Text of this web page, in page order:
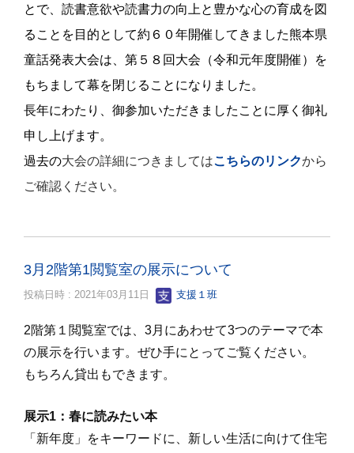
とで、読書意欲や読書力の向上と豊かな心の育成を図
ることを目的として約６０年開催してきました熊本県
童話発表大会は、第５８回大会（令和元年度開催）を
もちまして幕を閉じることになりました。
長年にわたり、御参加いただきましたことに厚く御礼
申し上げます。
過去の大会の詳細につきましてはこちらのリンクから
ご確認ください。
3月2階第1閲覧室の展示について
投稿日時 : 2021年03月11日 支援１班
2階第１閲覧室では、3月にあわせて3つのテーマで本
の展示を行います。ぜひ手にとってご覧ください。
もちろん貸出もできます。
展示1：春に読みたい本
「新年度」をキーワードに、新しい生活に向けて住宅